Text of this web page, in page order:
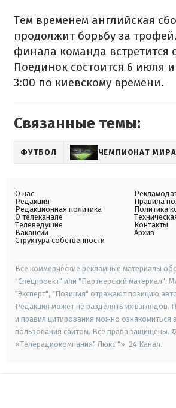
Тем временем английская
продолжит борьбу за
финала команда встретится
Поединок состоится 6 июля
3:00 по киевскому времени.
Связанные темы:
ФУТБОЛ ЧЕМПИОНАТ
О нас
Редакция
Редакционная политика
О телеканале
Телеведущие
Вакансии
Структура собственности
Правила
Политика
Контакты
Архив
Все коммерческие рекламные материалы
"Спецпроект" или "Партнерский материал".
"Эксперт", "Позиция" отражают позицию
Редакция может не разделять их взглядов.
и правил цитирования можно ознакомиться
пользования сайтом. Все права защищены.
«Телерадиокомпания" Люкс "», 24 Канал.